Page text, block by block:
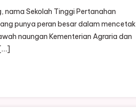
Sekolah Tinggi Pertanahan
punya peran besar dalam mencetak
naungan Kementerian Agraria dan